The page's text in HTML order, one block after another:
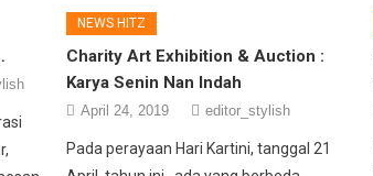
NEWS HITZ
Charity Art Exhibition & Auction :
Karya Senin Nan Indah
April 24, 2019 editor_stylish
Pada perayaan Hari Kartini, tanggal 21